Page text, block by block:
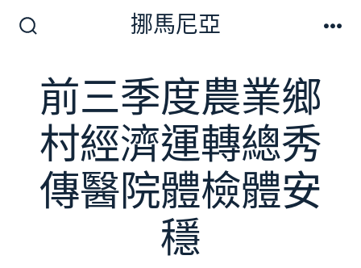
換
開
挪馬尼亞
前三季度農業鄉
村經濟運轉總秀
傳醫院體檢體安
穩